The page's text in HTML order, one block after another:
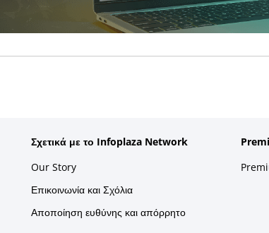
Σχετικά με το Infoplaza Network
Our Story
Επικοινωνία και Σχόλια
Αποποίηση ευθύνης και απόρρητο